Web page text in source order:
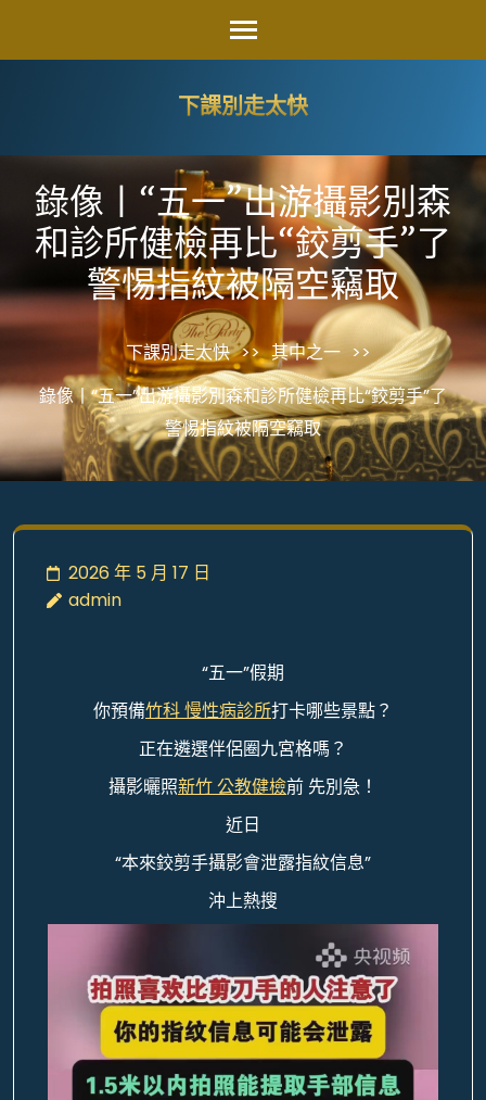
下課別走太快
錄像丨“五一”出游攝影別森
和診所健檢再比“鉸剪手”了
警惕指紋被隔空竊取
下課別走太快 >> 其中之一 >>
錄像丨“五一”出游攝影別森和診所健檢再比“鉸剪手”了
警惕指紋被隔空竊取
2026 年 5 月 17 日
admin
“五一”假期
你預備竹科 慢性病診所打卡哪些景點？
正在遴選伴侶圈九宮格嗎？
攝影曬照新竹 公教健檢前 先別急！
近日
“本來鉸剪手攝影會泄露指紋信息”
沖上熱搜